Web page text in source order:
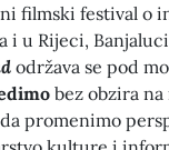
filmski festival o
i u Rijeci,
održava se pod
bez obzira
promenimo